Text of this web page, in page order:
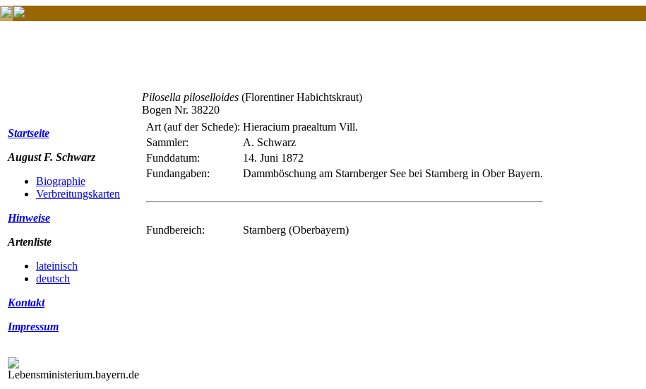
Startseite
August F. Schwarz
Biographie
Verbreitungskarten
Hinweise
Artenliste
lateinisch
deutsch
Kontakt
Impressum
Pilosella piloselloides (Florentiner Habichtskraut)
Bogen Nr. 38220
Art (auf der Schede): Hieracium praealtum Vill.
Sammler:
A. Schwarz
Funddatum:
14. Juni 1872
Fundangaben:
Dammböschung am Starnberger See bei Starnberg in Ober Bayern.
Fundbereich: Starnberg (Oberbayern)